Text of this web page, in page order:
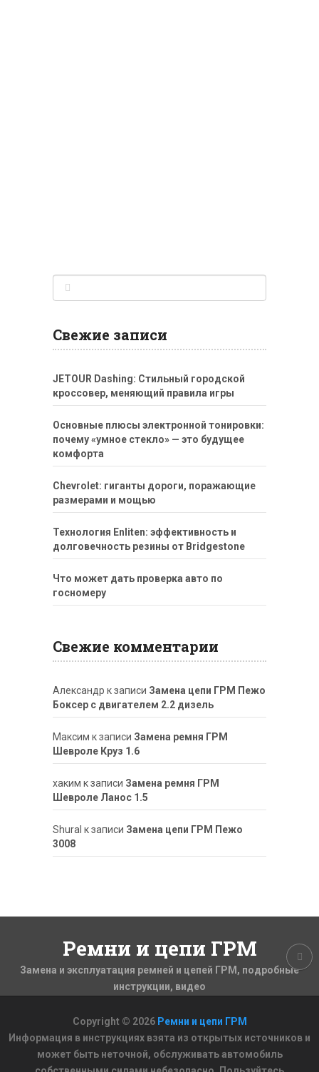
Свежие записи
JETOUR Dashing: Стильный городской
кроссовер, меняющий правила игры
Основные плюсы электронной тонировки:
почему «умное стекло» — это будущее
комфорта
Chevrolet: гиганты дороги, поражающие
размерами и мощью
Технология Enliten: эффективность и
долговечность резины от Bridgestone
Что может дать проверка авто по
госномеру
Свежие комментарии
Александр к записи Замена цепи ГРМ Пежо
Боксер с двигателем 2.2 дизель
Максим к записи Замена ремня ГРМ
Шевроле Круз 1.6
хаким к записи Замена ремня ГРМ
Шевроле Ланос 1.5
ShuraI к записи Замена цепи ГРМ Пежо
3008
Ремни и цепи ГРМ
Замена и эксплуатация ремней и цепей ГРМ, подробные
инструкции, видео
Copyright © 2026 Ремни и цепи ГРМ
Информация в инструкциях взята из открытых источников и
может быть неточной, обслуживать автомобиль